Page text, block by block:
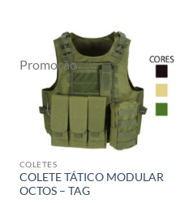
Promoção
COLETES
COLETE TÁTICO MODULAR
OCTOS – TAG